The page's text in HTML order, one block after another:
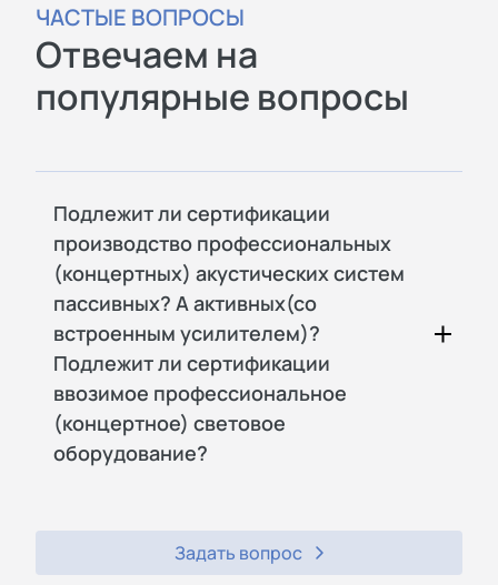
ЧАСТЫЕ ВОПРОСЫ
Отвечаем на
популярные вопросы
Подлежит ли сертификации
производство профессиональных
(концертных) акустических систем
пассивных? А активных(со
встроенным усилителем)?
Подлежит ли сертификации
ввозимое профессиональное
(концертное) световое
оборудование?
Задать вопрос